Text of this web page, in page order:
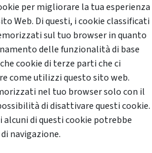
per migliorare la tua esperienza
Web. Di questi, i cookie classificati
sul tuo browser in quanto
delle funzionalità di base
cookie di terze parti che ci
come utilizzi questo sito web.
nel tuo browser solo con il
di disattivare questi cookie.
di questi cookie potrebbe
navigazione.